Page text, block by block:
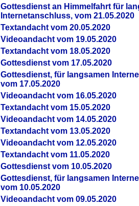
Gottesdienst an Himmelfahrt für
Internetanschluss, vom 21.05.2020
Textandacht vom 20.05.2020
Videoandacht vom 19.05.2020
Textandacht vom 18.05.2020
Gottesdienst vom 17.05.2020
Gottesdienst, für langsamen
vom 17.05.2020
Videoandacht vom 16.05.2020
Textandacht vom 15.05.2020
Videoandacht vom 14.05.2020
Textandacht vom 13.05.2020
Videoandacht vom 12.05.2020
Textandacht vom 11.05.2020
Gottesdienst vom 10.05.2020
Gottesdienst, für langsamen
vom 10.05.2020
Videoandacht vom 09.05.2020